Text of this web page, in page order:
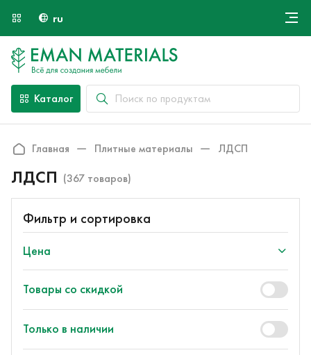
ru
Оплата и доставка
Контакты
Каталог
Главная Плитные материалы ЛДСП
ЛДСП (367 товаров)
Фильтр и сортировка
Цена
Товары со скидкой
Только в наличии